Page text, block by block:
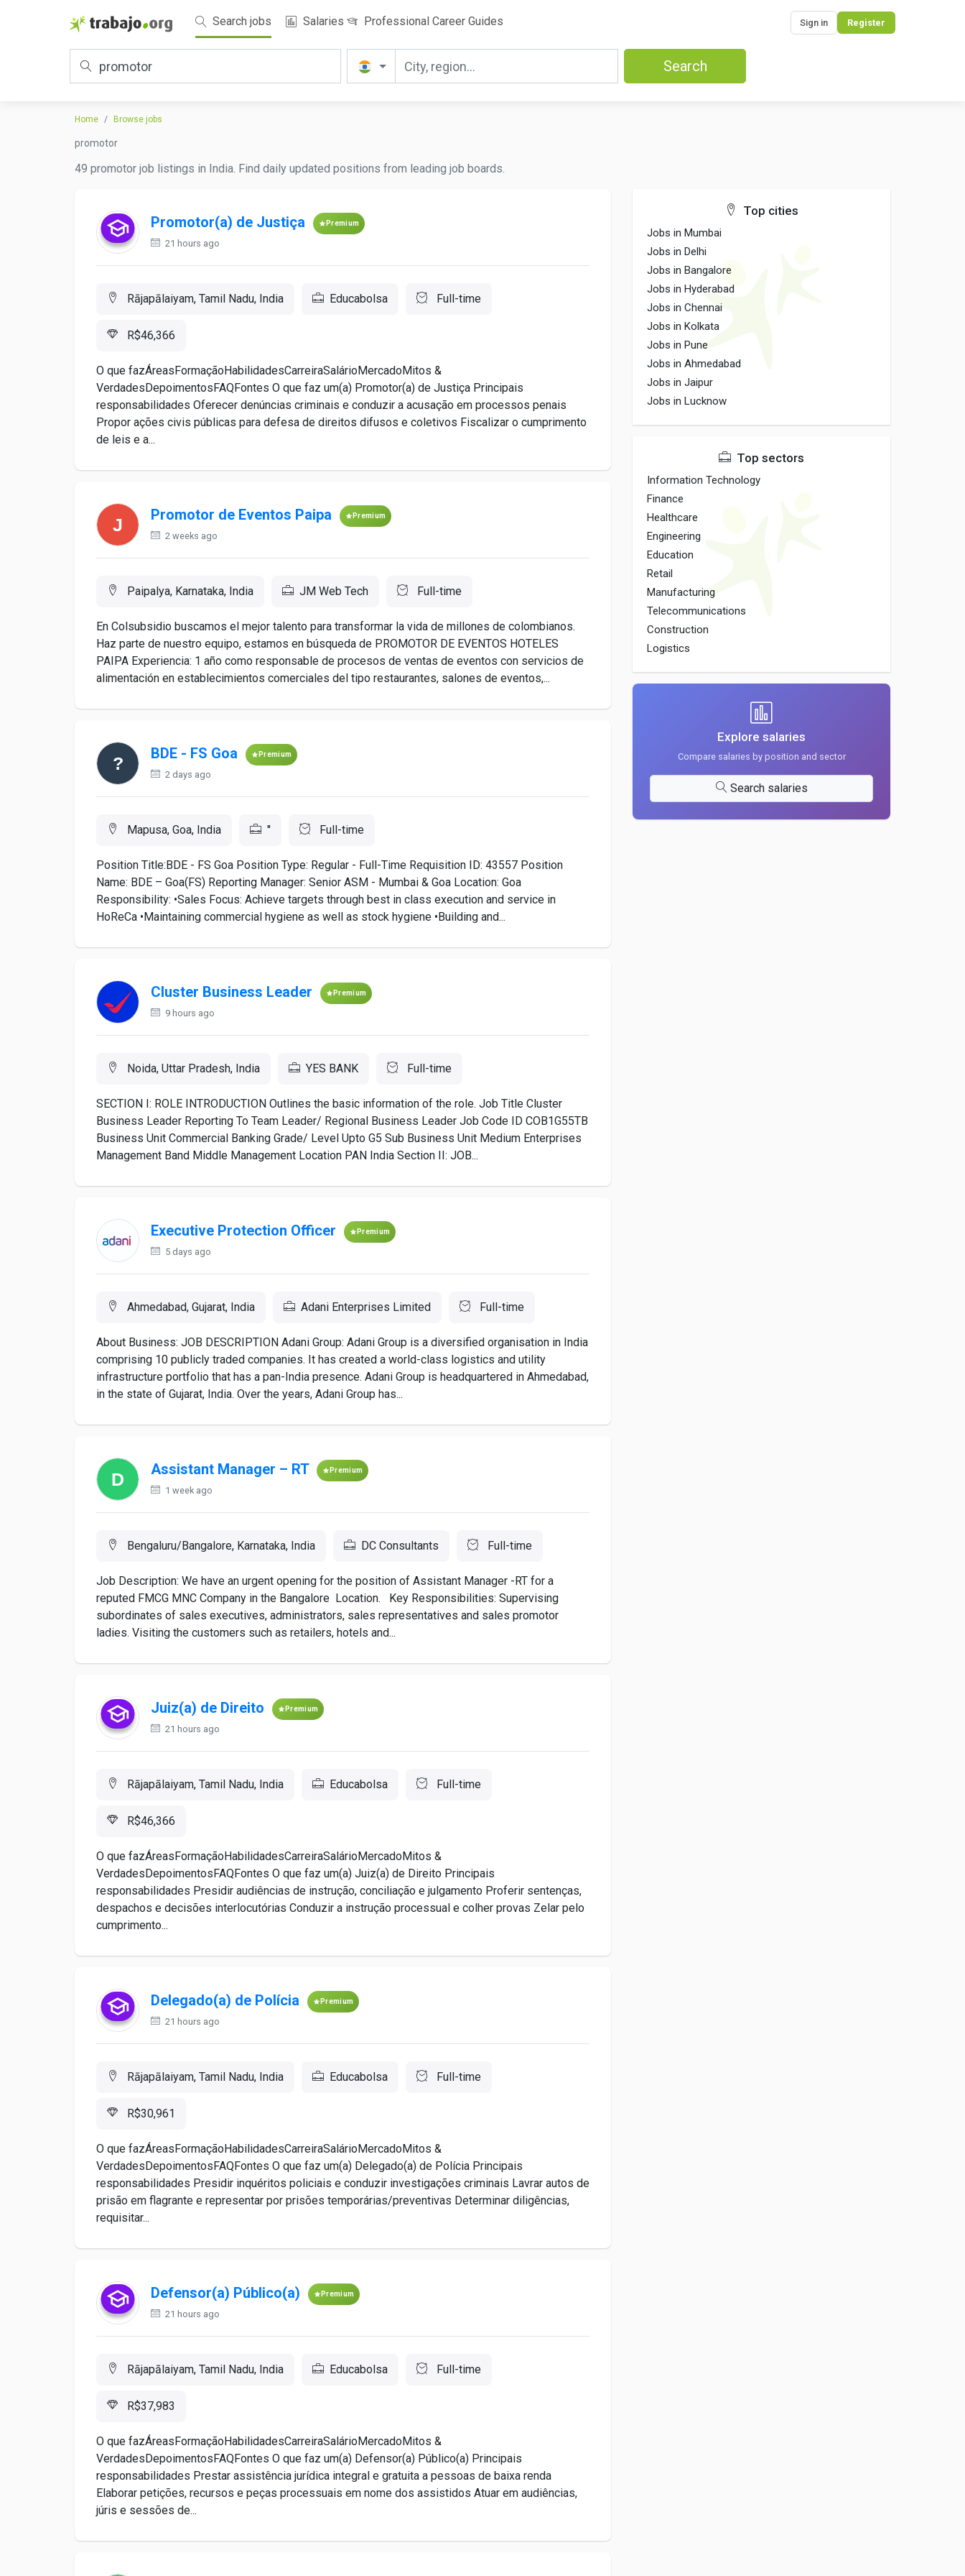
Search jobs Salaries Professional Career Guides Sign in Register
Search
Home Browse jobs
promotor
49 promotor job listings in India. Find daily updated positions from leading job boards.
Promotor(a) de Justiça Premium
21 hours ago
Rājapālaiyam, Tamil Nadu, India Educabolsa Full-time
R$46,366
O que fazÁreasFormaçãoHabilidadesCarreiraSalárioMercadoMitos &
VerdadesDepoimentosFAQFontes O que faz um(a) Promotor(a) de Justiça Principais
responsabilidades Oferecer denúncias criminais e conduzir a acusação em processos penais
Propor ações civis públicas para defesa de direitos difusos e coletivos Fiscalizar o cumprimento
de leis e a...
Promotor de Eventos Paipa Premium
2 weeks ago
Paipalya, Karnataka, India JM Web Tech Full-time
En Colsubsidio buscamos el mejor talento para transformar la vida de millones de colombianos.
Haz parte de nuestro equipo, estamos en búsqueda de PROMOTOR DE EVENTOS HOTELES
PAIPA Experiencia: 1 año como responsable de procesos de ventas de eventos con servicios de
alimentación en establecimientos comerciales del tipo restaurantes, salones de eventos,...
BDE - FS Goa Premium
2 days ago
Mapusa, Goa, India '' Full-time
Position Title:BDE - FS Goa Position Type: Regular - Full-Time ​ Requisition ID: 43557 Position
Name: BDE – Goa(FS) Reporting Manager: Senior ASM - Mumbai & Goa Location: Goa
Responsibility: •Sales Focus: Achieve targets through best in class execution and service in
HoReCa •Maintaining commercial hygiene as well as stock hygiene •Building and...
Cluster Business Leader Premium
9 hours ago
Noida, Uttar Pradesh, India YES BANK Full-time
SECTION I: ROLE INTRODUCTION Outlines the basic information of the role. Job Title Cluster
Business Leader Reporting To Team Leader/ Regional Business Leader Job Code ID COB1G55TB
Business Unit Commercial Banking Grade/ Level Upto G5 Sub Business Unit Medium Enterprises
Management Band Middle Management Location PAN India Section II: JOB...
Executive Protection Officer Premium
5 days ago
Ahmedabad, Gujarat, India Adani Enterprises Limited Full-time
About Business: JOB DESCRIPTION Adani Group: Adani Group is a diversified organisation in India
comprising 10 publicly traded companies. It has created a world-class logistics and utility
infrastructure portfolio that has a pan-India presence. Adani Group is headquartered in Ahmedabad,
in the state of Gujarat, India. Over the years, Adani Group has...
Assistant Manager – RT Premium
1 week ago
Bengaluru/Bangalore, Karnataka, India DC Consultants Full-time
Job Description: We have an urgent opening for the position of Assistant Manager -RT for a
reputed FMCG MNC Company in the Bangalore Location. Key Responsibilities: Supervising
subordinates of sales executives, administrators, sales representatives and sales promotor
ladies. Visiting the customers such as retailers, hotels and...
Juiz(a) de Direito Premium
21 hours ago
Rājapālaiyam, Tamil Nadu, India Educabolsa Full-time
R$46,366
O que fazÁreasFormaçãoHabilidadesCarreiraSalárioMercadoMitos &
VerdadesDepoimentosFAQFontes O que faz um(a) Juiz(a) de Direito Principais
responsabilidades Presidir audiências de instrução, conciliação e julgamento Proferir sentenças,
despachos e decisões interlocutórias Conduzir a instrução processual e colher provas Zelar pelo
cumprimento...
Delegado(a) de Polícia Premium
21 hours ago
Rājapālaiyam, Tamil Nadu, India Educabolsa Full-time
R$30,961
O que fazÁreasFormaçãoHabilidadesCarreiraSalárioMercadoMitos &
VerdadesDepoimentosFAQFontes O que faz um(a) Delegado(a) de Polícia Principais
responsabilidades Presidir inquéritos policiais e conduzir investigações criminais Lavrar autos de
prisão em flagrante e representar por prisões temporárias/preventivas Determinar diligências,
requisitar...
Defensor(a) Público(a) Premium
21 hours ago
Rājapālaiyam, Tamil Nadu, India Educabolsa Full-time
R$37,983
O que fazÁreasFormaçãoHabilidadesCarreiraSalárioMercadoMitos &
VerdadesDepoimentosFAQFontes O que faz um(a) Defensor(a) Público(a) Principais
responsabilidades Prestar assistência jurídica integral e gratuita a pessoas de baixa renda
Elaborar petições, recursos e peças processuais em nome dos assistidos Atuar em audiências,
júris e sessões de...
Top cities
Jobs in Mumbai
Jobs in Delhi
Jobs in Bangalore
Jobs in Hyderabad
Jobs in Chennai
Jobs in Kolkata
Jobs in Pune
Jobs in Ahmedabad
Jobs in Jaipur
Jobs in Lucknow
Top sectors
Information Technology
Finance
Healthcare
Engineering
Education
Retail
Manufacturing
Telecommunications
Construction
Logistics
Explore salaries
Compare salaries by position and sector
Search salaries